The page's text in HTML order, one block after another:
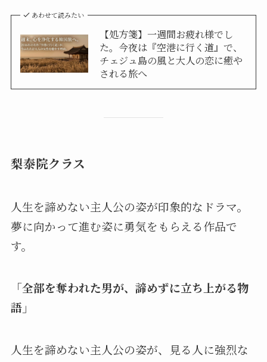
あわせて読みたい
【処方箋】一週間お疲れ様でし
た。今夜は『空港に行く道』で、
チェジュ島の風と大人の恋に癒や
される旅へ
梨泰院クラス
人生を諦めない主人公の姿が印象的なドラマ。
夢に向かって進む姿に勇気をもらえる作品で
す。
「全部を奪われた男が、諦めずに立ち上がる物
語」
人生を諦めない主人公の姿が、見る人に強烈な